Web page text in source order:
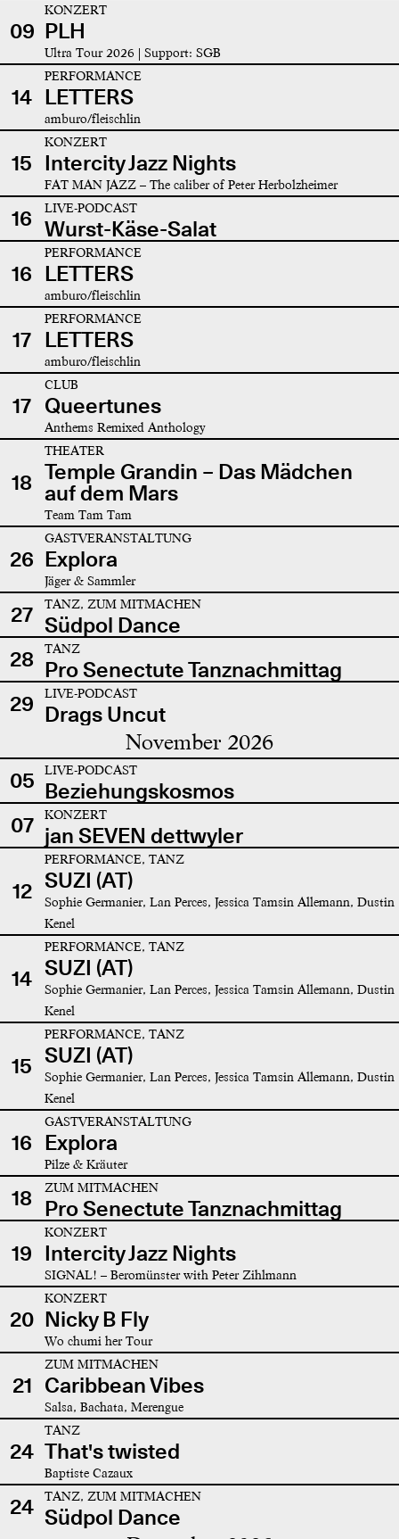
09
KONZERT
PLH
Ultra Tour 2026 | Support: SGB
14
PERFORMANCE
LETTERS
amburo/fleischlin
15
KONZERT
Intercity Jazz Nights
FAT MAN JAZZ – The caliber of Peter Herbolzheimer
16 LIVE-PODCAST
Wurst-Käse-Salat
16
PERFORMANCE
LETTERS
amburo/fleischlin
17
PERFORMANCE
LETTERS
amburo/fleischlin
17
CLUB
Queertunes
Anthems Remixed Anthology
18
THEATER
Temple Grandin – Das Mädchen
auf dem Mars
Team Tam Tam
26
GASTVERANSTALTUNG
Explora
Jäger & Sammler
27 TANZ, ZUM MITMACHEN
Südpol Dance
28
TANZ
Pro Senectute Tanznachmittag
29
LIVE-PODCAST
Drags Uncut
November 2026
05 LIVE-PODCAST
Beziehungskosmos
07
KONZERT
jan SEVEN dettwyler
12
PERFORMANCE, TANZ
SUZI (AT)
Sophie Germanier, Lan Perces, Jessica Tamsin Allemann, Dustin
Kenel
14
PERFORMANCE, TANZ
SUZI (AT)
Sophie Germanier, Lan Perces, Jessica Tamsin Allemann, Dustin
Kenel
15
PERFORMANCE, TANZ
SUZI (AT)
Sophie Germanier, Lan Perces, Jessica Tamsin Allemann, Dustin
Kenel
16
GASTVERANSTALTUNG
Explora
Pilze & Kräuter
18 ZUM MITMACHEN
Pro Senectute Tanznachmittag
19
KONZERT
Intercity Jazz Nights
SIGNAL! – Beromünster with Peter Zihlmann
20
KONZERT
Nicky B Fly
Wo chumi her Tour
21
ZUM MITMACHEN
Caribbean Vibes
Salsa, Bachata, Merengue
24
TANZ
That's twisted
Baptiste Cazaux
24 TANZ, ZUM MITMACHEN
Südpol Dance